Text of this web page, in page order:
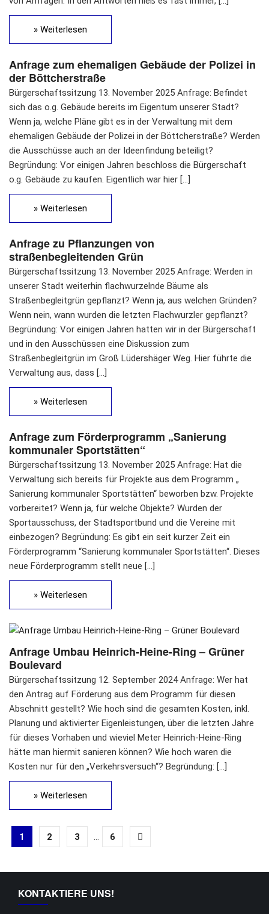
» Weiterlesen
Anfrage zum ehemaligen Gebäude der Polizei in
der Böttcherstraße
Bürgerschaftssitzung 13. November 2025 Anfrage: Befindet
sich das o.g. Gebäude bereits im Eigentum unserer Stadt?
Wenn ja, welche Pläne gibt es in der Verwaltung mit dem
ehemaligen Gebäude der Polizei in der Böttcherstraße? Werden
die Ausschüsse auch an der Ideenfindung beteiligt?
Begründung: Vor einigen Jahren beschloss die Bürgerschaft
o.g. Gebäude zu kaufen. Eigentlich war hier […]
» Weiterlesen
Anfrage zu Pflanzungen von
straßenbegleitenden Grün
Bürgerschaftssitzung 13. November 2025 Anfrage: Werden in
unserer Stadt weiterhin flachwurzelnde Bäume als
Straßenbegleitgrün gepflanzt? Wenn ja, aus welchen Gründen?
Wenn nein, wann wurden die letzten Flachwurzler gepflanzt?
Begründung: Vor einigen Jahren hatten wir in der Bürgerschaft
und in den Ausschüssen eine Diskussion zum
Straßenbegleitgrün im Groß Lüdershäger Weg. Hier führte die
Verwaltung aus, dass […]
» Weiterlesen
Anfrage zum Förderprogramm „Sanierung
kommunaler Sportstätten“
Bürgerschaftssitzung 13. November 2025 Anfrage: Hat die
Verwaltung sich bereits für Projekte aus dem Programm „
Sanierung kommunaler Sportstätten“ beworben bzw. Projekte
vorbereitet? Wenn ja, für welche Objekte? Wurden der
Sportausschuss, der Stadtsportbund und die Vereine mit
einbezogen? Begründung: Es gibt ein seit kurzer Zeit ein
Förderprogramm “Sanierung kommunaler Sportstätten“. Dieses
neue Förderprogramm stellt neue […]
» Weiterlesen
Anfrage Umbau Heinrich-Heine-Ring – Grüner
Boulevard
Bürgerschaftssitzung 12. September 2024 Anfrage: Wer hat
den Antrag auf Förderung aus dem Programm für diesen
Abschnitt gestellt? Wie hoch sind die gesamten Kosten, inkl.
Planung und aktivierter Eigenleistungen, über die letzten Jahre
für dieses Vorhaben und wieviel Meter Heinrich-Heine-Ring
hätte man hiermit sanieren können? Wie hoch waren die
Kosten nur für den „Verkehrsversuch“? Begründung: […]
» Weiterlesen
1 2 3 ... 6
KONTAKTIERE UNS!